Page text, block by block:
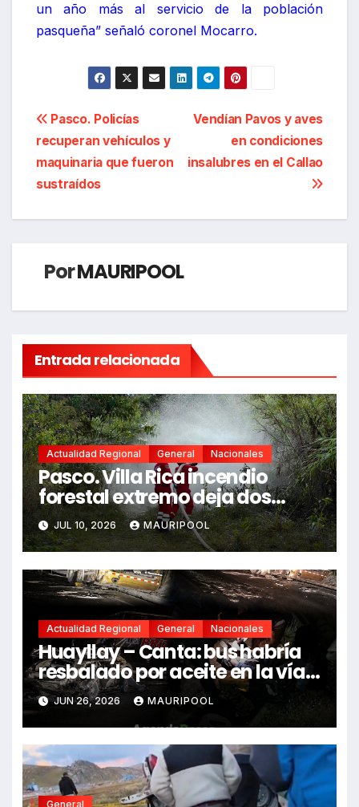
un año más al servicio de la población
pasqueña” señaló coronel Mocarro.
Navegación
de
entradas
Vendían Pavos y aves
en condiciones
insalubres en el Callao
Pasco. Policías
recuperan vehículos y
maquinaria que fueron
sustraídos
PorMAURIPOOL
Entrada relacionada
Actualidad Regional General Nacionales
Pasco. Villa Rica incendio
forestal extremo deja dos
fallecidos y heridos
JUL 10, 2026 MAURIPOOL
Actualidad Regional General Nacionales
Huayllay – Canta: bus habría
resbalado por aceite en la vía e
impactó auto siniestrado
dejando dos fallecidos
JUN 26, 2026 MAURIPOOL
General